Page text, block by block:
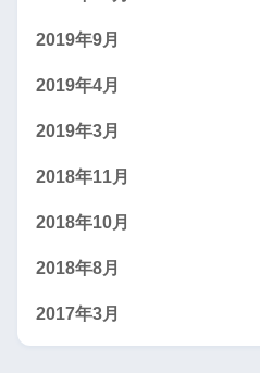
2019年9月
2019年4月
2019年3月
2018年11月
2018年10月
2018年8月
2017年3月